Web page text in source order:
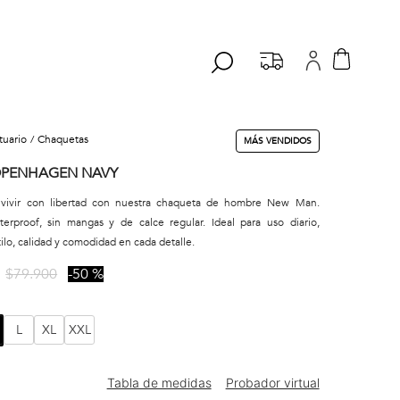
chaquetas MÁS VENDIDOS
NAVY
con libertad con nuestra chaqueta de hombre New Man.
sin mangas y de calce regular. Ideal para uso diario,
calidad y comodidad en cada detalle.
$79.900 50 %
L XL XXL